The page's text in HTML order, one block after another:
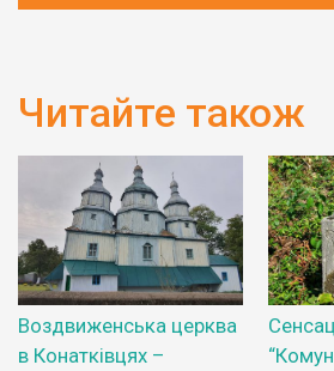
Читайте також
Воздвиженська церква
в Конатківцях –